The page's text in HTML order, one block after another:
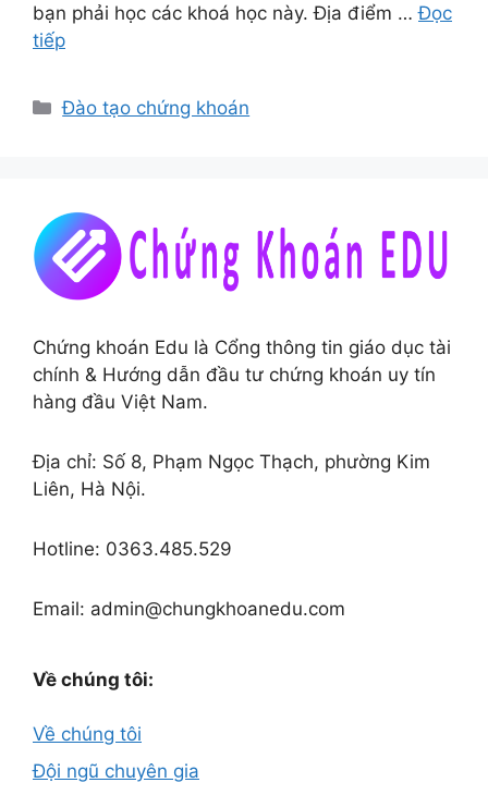
bạn phải học các khoá học này. Địa điểm …Đọc
tiếp
Danh
Đào tạo chứng khoán
Chứng khoán Edu là Cổng thông tin giáo dục tài
chính & Hướng dẫn đầu tư chứng khoán uy tín
hàng đầu Việt Nam.
Địa chỉ: Số 8, Phạm Ngọc Thạch, phường Kim
Liên, Hà Nội.
Hotline: 0363.485.529
Email: admin@chungkhoanedu.com
Về chúng tôi:
Về chúng tôi
Đội ngũ chuyên gia